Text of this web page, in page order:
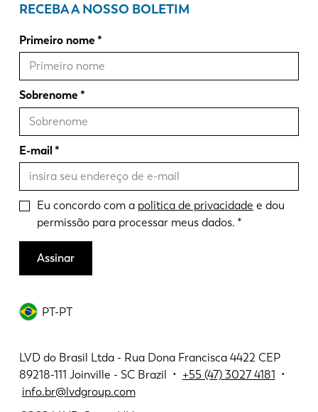
PT-PT
LVD do Brasil Ltda - Rua Dona Francisca 4422 CEP
89218-111 Joinville - SC Brazil • +55 (47) 3027 4181 •
info.br@lvdgroup.com
RECEBA A NOSSO BOLETIM
Primeiro nome
Sobrenome
E-mail
Eu concordo com a política de privacidade e dou
permissão para processar meus dados.
Assinar